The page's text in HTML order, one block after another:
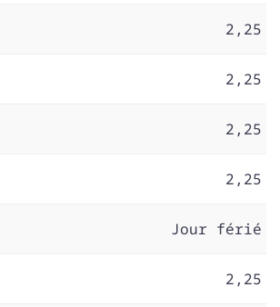
2,25
2,25
2,25
2,25
Jour férié
2,25